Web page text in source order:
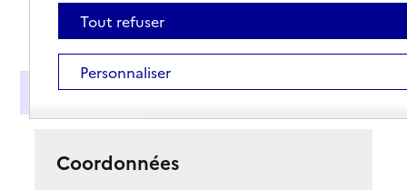
Présentation
Coordonnées
Tout refuser
Personnaliser